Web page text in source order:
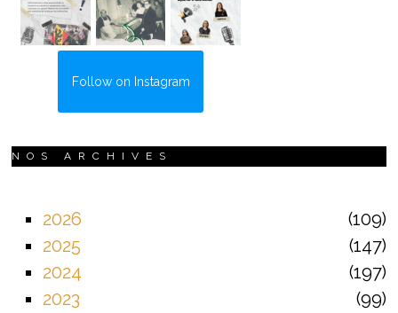
Follow on Instagram
NOS ARCHIVES
2026
109
2025
147
2024
197
2023
99